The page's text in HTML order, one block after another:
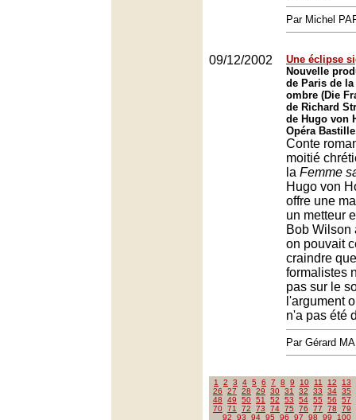
Par Michel
09/12/2002
Une éclipse
Nouvelle
de Paris de
ombre (Die
de Richard
de Hugo von
Opéra
Conte
moitié
la Femme
Hugo von
offre une
un metteur
Bob Wilson
on pouvait
craindre
formalistes
pas sur le
l'argument
n'a pas été
Par Gérard
1 2 3 4 5 6 7 8 9 10 11 12
13
26
27 28 29 30 31 32 33 34 35
48
49 50 51 52 53 54 55 56
57
70 71 72 73 74 75 76 77 78
79
92
93 94 95 96 97 98 99
100